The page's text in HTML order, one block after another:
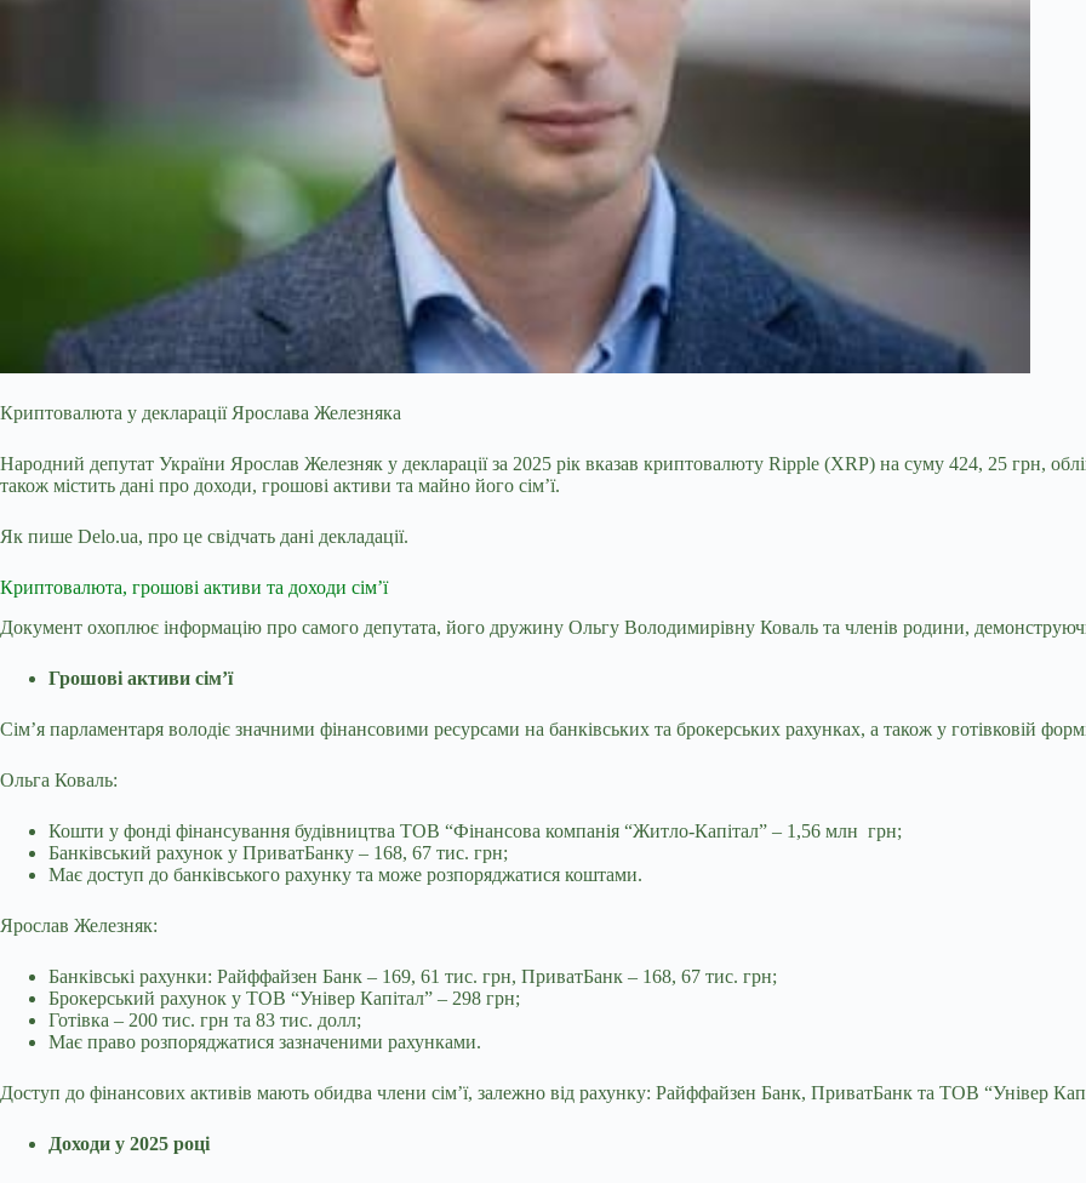
Криптовалюта у декларації Ярослава Железняка
Народний депутат України Ярослав Железняк у декларації за 2025 рік вказав криптовалюту Ripple (XRP) на суму 424, 25 грн,
також містить дані про доходи, грошові активи та майно його сім’ї.
Як пише Delo.ua, про це свідчать дані декладації.
Криптовалюта, грошові активи та доходи сім’ї
Документ охоплює інформацію про самого депутата, його дружину Ольгу Володимирівну Коваль та членів родини, демонструючи
Грошові активи сім’ї
Сім’я парламентаря володіє значними фінансовими ресурсами на банківських та брокерських рахунках, а також у готівковій
Ольга Коваль:
Кошти у фонді фінансування будівництва ТОВ “Фінансова компанія “Житло-Капітал” – 1,56 млн грн;
Банківський рахунок у ПриватБанку – 168, 67 тис. грн;
Має доступ до банківського рахунку та може розпоряджатися коштами.
Ярослав Железняк:
Банківські рахунки: Райффайзен Банк – 169, 61 тис. грн, ПриватБанк – 168, 67 тис. грн;
Брокерський рахунок у ТОВ “Універ Капітал” – 298 грн;
Готівка – 200 тис. грн та 83 тис. долл;
Має право розпоряджатися зазначеними рахунками.
Доступ до фінансових активів мають обидва члени сім’ї, залежно від рахунку: Райффайзен Банк, ПриватБанк та ТОВ “Універ
Доходи у 2025 році